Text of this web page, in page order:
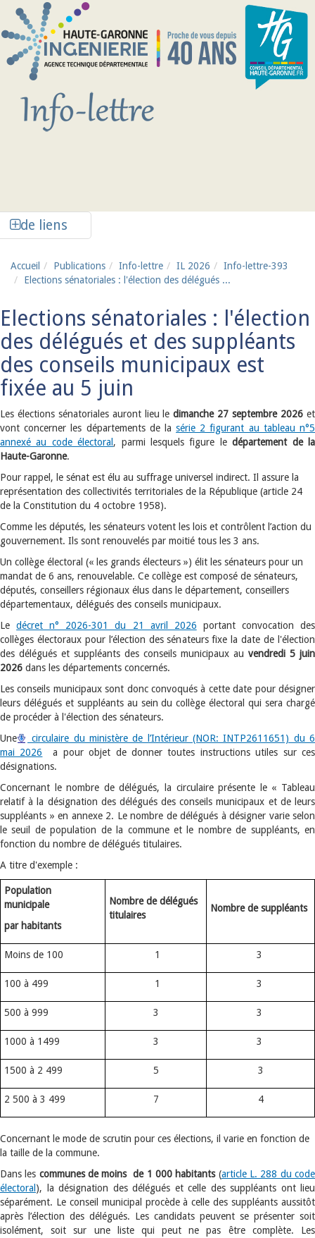
Aller au contenu principal
de liens
Accueil Publications Info-lettre IL 2026
Info-lettre-393
Elections sénatoriales : l'élection des délégués ...
Elections sénatoriales : l'élection
des délégués et des suppléants
des conseils municipaux est
fixée au 5 juin
Les élections sénatoriales auront lieu ledimanche 27 septembre 2026et
vont concerner les départements de lasérie 2 figurant au tableau n°5
annexé au code électoral , parmi lesquels figure ledépartement de la
Haute-Garonne.
Pour rappel, le sénat est élu au suffrage universel indirect. Il assure la
représentation des collectivités territoriales de la République (article 24
de la Constitution du 4 octobre 1958).
Comme les députés, les sénateurs votent les lois et contrôlent l’action du
gouvernement. Ils sont renouvelés par moitié tous les 3 ans.
Un collège électoral (« les grands électeurs ») élit les sénateurs pour un
mandat de 6 ans, renouvelable. Ce collège est composé de sénateurs,
députés, conseillers régionaux élus dans le département, conseillers
départementaux, délégués des conseils municipaux.
Ledécret n° 2026-301 du 21 avril 2026 portant convocation des
collèges électoraux pour l’élection des sénateurs fixe la date de l'élection
des délégués et suppléants des conseils municipaux au vendredi 5 juin
2026 dans les départements concernés.
Les conseils municipaux sont donc convoqués à cette date pour désigner
leurs délégués et suppléants au sein du collège électoral qui sera chargé
de procéder à l'élection des sénateurs.
Une
circulaire du ministère de l’Intérieur (NOR: INTP2611651) du 6
mai 2026 a pour objet de donner toutes instructions utiles sur ces
désignations.
Concernant le nombre de délégués, la circulaire présente le « Tableau
relatif à la désignation des délégués des conseils municipaux et de leurs
suppléants » en annexe 2. Le nombre de délégués à désigner varie selon
le seuil de population de la commune et le nombre de suppléants, en
fonction du nombre de délégués titulaires.
A titre d'exemple :
Population
municipale
par habitants
Nombre de délégués
titulaires
Nombre de suppléants
Moins de 100 1 3
100 à 499 1 3
500 à 999 3 3
1000 à 1499 3 3
1500 à 2 499 5 3
2 500 à 3 499 7 4
Concernant le mode de scrutin pour ces élections, il varie en fonction de
la taille de la commune.
Dans les communes de moins de 1 000 habitants(article L. 288 du code
électoral ), la désignation des délégués et celle des suppléants ont lieu
séparément. Le conseil municipal procède à celle des suppléants aussitôt
après l’élection des délégués. Les candidats peuvent se présenter soit
isolément, soit sur une liste qui peut ne pas être complète. Les